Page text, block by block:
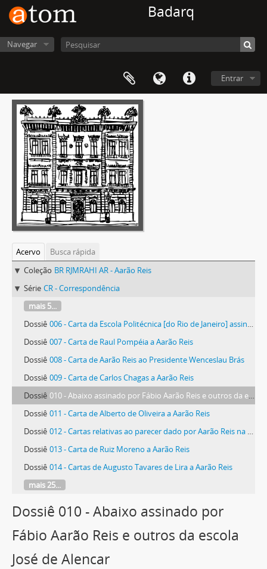
Badarq
Navegar
Entrar
Acervo
Busca rápida
Coleção BR RJMRAHI AR - Aarão Reis
Série CR - Correspondência
mais 5...
Dossiê 006 - Carta da Escola Politécnica [do Rio de Janeiro] assinada pelo secretário João Correia Poros
Dossiê 007 - Carta de Raul Pompéia a Aarão Reis
Dossiê 008 - Carta de Aarão Reis ao Presidente Wenceslau Brás
Dossiê 009 - Carta de Carlos Chagas a Aarão Reis
Dossiê 010 - Abaixo assinado por Fábio Aarão Reis e outros da escola José de Alencar
Dossiê 011 - Carta de Alberto de Oliveira a Aarão Reis
Dossiê 012 - Cartas relativas ao parecer dado por Aarão Reis na Escola Politécnica do Rio de Janeiro
Dossiê 013 - Carta de Ruiz Moreno a Aarão Reis
Dossiê 014 - Cartas de Augusto Tavares de Lira a Aarão Reis
mais 25...
Dossiê 010 - Abaixo assinado por
Fábio Aarão Reis e outros da escola
José de Alencar